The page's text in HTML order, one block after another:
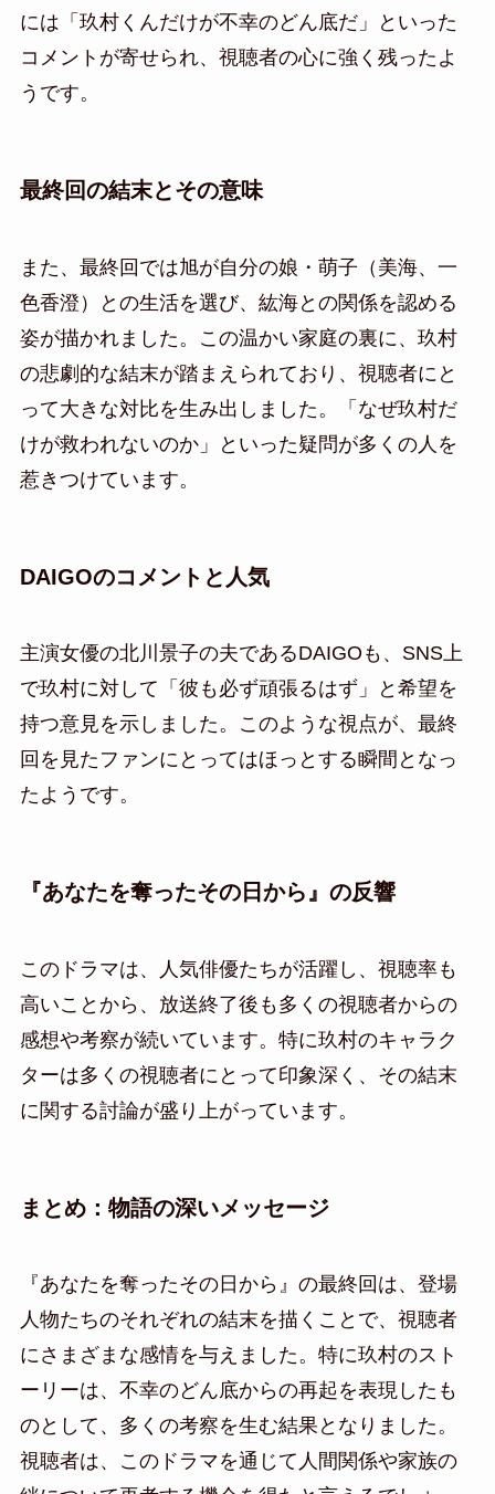
には「玖村くんだけが不幸のどん底だ」といった
コメントが寄せられ、視聴者の心に強く残ったよ
うです。
最終回の結末とその意味
また、最終回では旭が自分の娘・萌子（美海、一
色香澄）との生活を選び、紘海との関係を認める
姿が描かれました。この温かい家庭の裏に、玖村
の悲劇的な結末が踏まえられており、視聴者にと
って大きな対比を生み出しました。「なぜ玖村だ
けが救われないのか」といった疑問が多くの人を
惹きつけています。
DAIGOのコメントと人気
主演女優の北川景子の夫であるDAIGOも、SNS上
で玖村に対して「彼も必ず頑張るはず」と希望を
持つ意見を示しました。このような視点が、最終
回を見たファンにとってはほっとする瞬間となっ
たようです。
『あなたを奪ったその日から』の反響
このドラマは、人気俳優たちが活躍し、視聴率も
高いことから、放送終了後も多くの視聴者からの
感想や考察が続いています。特に玖村のキャラク
ターは多くの視聴者にとって印象深く、その結末
に関する討論が盛り上がっています。
まとめ：物語の深いメッセージ
『あなたを奪ったその日から』の最終回は、登場
人物たちのそれぞれの結末を描くことで、視聴者
にさまざまな感情を与えました。特に玖村のスト
ーリーは、不幸のどん底からの再起を表現したも
のとして、多くの考察を生む結果となりました。
視聴者は、このドラマを通じて人間関係や家族の